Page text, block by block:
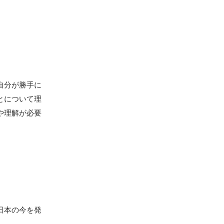
分が勝手に
について理
理解が必要
本の今を発